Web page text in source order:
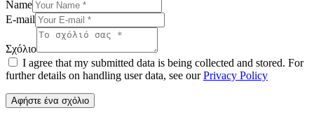
Name
E-mail
Σχόλιο
I agree that my submitted data is being collected and stored. For
further details on handling user data, see ourPrivacy Policy